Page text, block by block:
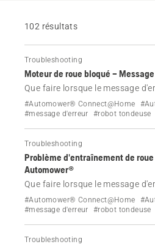
102 résultats
Troubleshooting
Moteur de roue bloqué –
Que faire lorsque le message
bloqué » s'affiche sur votre
Automower®.
#Automower® Connect@Home
#message d'erreur
#robot tondeuse
Troubleshooting
Problème d'entraînement de
Automower®
Que faire lorsque le message
d'entraînement de roue »
tondeuse Husqvarna
#Automower® Connect@Home
#message d'erreur
#robot tondeuse
Troubleshooting